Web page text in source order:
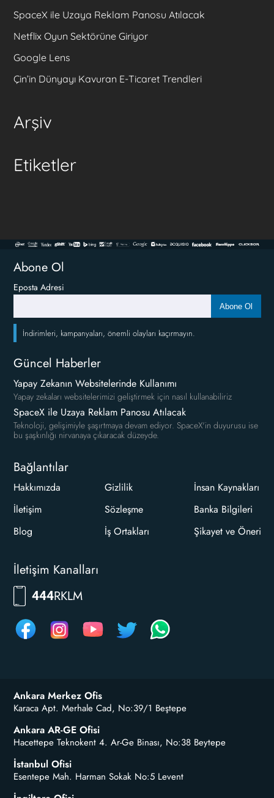
SpaceX ile Uzaya Reklam Panosu Atılacak
Netflix Oyun Sektörüne Giriyor
Google Lens
Çin’in Dünyayı Kavuran E-Ticaret Trendleri
Arşiv
Etiketler
Abone Ol
Eposta Adresi
Abone Ol
İndirimleri, kampanyaları, önemli olayları kaçırmayın.
Güncel Haberler
Yapay Zekanın Websitelerinde Kullanımı
Yapay zekaları websitelerimizi geliştirmek için nasıl kullanabiliriz
SpaceX ile Uzaya Reklam Panosu Atılacak
Teknoloji, gelişimiyle şaşırtmaya devam ediyor. SpaceX'in duyurusu ise
bu şaşkınlığı nirvanaya çıkaracak düzeyde.
Bağlantılar
Hakkımızda
İletişim
Blog
Gizlilik
Sözleşme
İş Ortakları
İnsan Kaynakları
Banka Bilgileri
Şikayet ve Öneri
İletişim Kanalları
444RKLM
Ankara Merkez Ofis
Karaca Apt. Merhale Cad, No:39/1 Beştepe
Ankara AR-GE Ofisi
Hacettepe Teknokent 4. Ar-Ge Binası, No:38 Beytepe
İstanbul Ofisi
Esentepe Mah. Harman Sokak No:5 Levent